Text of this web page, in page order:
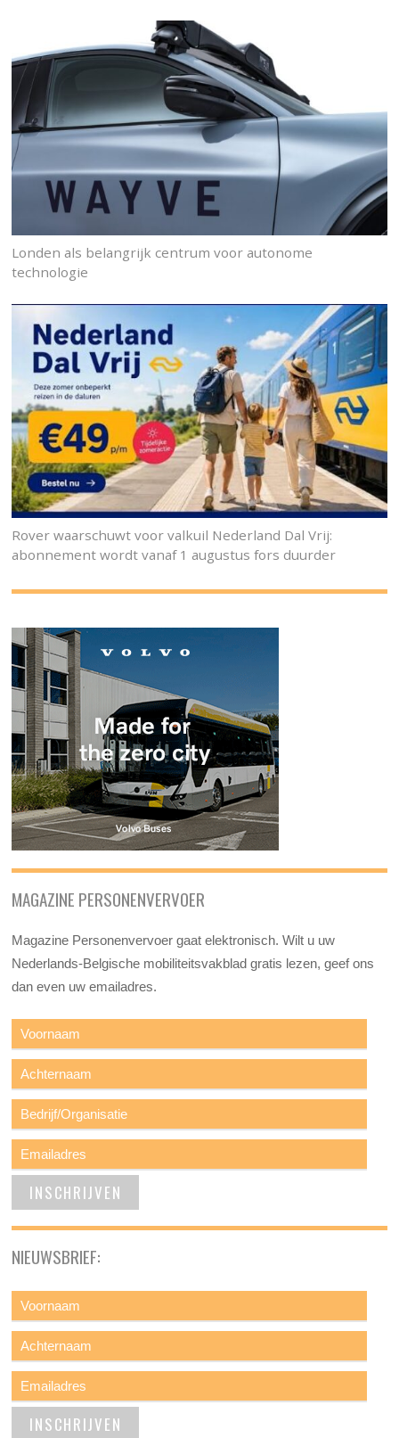
Londen als belangrijk centrum voor autonome
technologie
Rover waarschuwt voor valkuil Nederland Dal Vrij:
abonnement wordt vanaf 1 augustus fors duurder
MAGAZINE PERSONENVERVOER
Magazine Personenvervoer gaat elektronisch. Wilt u uw
Nederlands-Belgische mobiliteitsvakblad gratis lezen, geef ons
dan even uw emailadres.
NIEUWSBRIEF: